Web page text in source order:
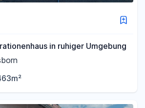
in ruhiger Umgebung